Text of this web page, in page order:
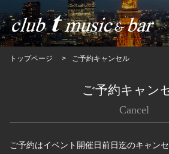
トップページ ご予約キャンセル
ご予約キャン
Cancel
ご予約はイベント開催日前日迄のキャンセ